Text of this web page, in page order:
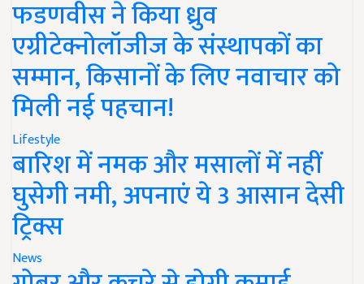
फडणवीस ने किया ध्रुव
एग्रीटेक्नोलॉजीज के संस्थापकों का
सम्मान, किसानों के लिए नवाचार को
मिली नई पहचान!
Lifestyle
बारिश में नमक और मसालों में नहीं
घुसेगी नमी, अपनाएं ये 3 आसान देसी
ट्रिक्स
News